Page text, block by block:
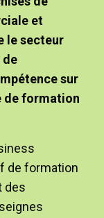
et
le secteur
de
sur
de formation
de formation
des